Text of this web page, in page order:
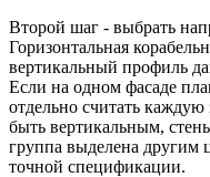
Второй шаг - выбрать
Горизонтальная
вертикальный профиль
Если на одном фасаде
отдельно считать
быть вертикальным,
группа выделена другим
точной спецификации.